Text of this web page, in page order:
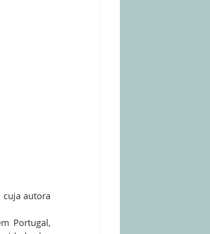
cuja autora
Portugal,